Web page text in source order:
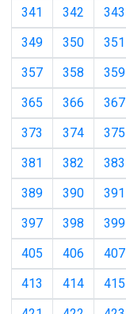
341
342 343
349
350 351
357
358 359
365
366 367
373
374 375
381
382 383
389
390 391
397
398 399
405
406 407
413
414 415